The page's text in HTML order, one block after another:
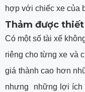
hợp với chiếc xe của
Thảm được
Có một số tài xế
riêng cho từng xe và
giá thành cao hơn
nhưng những lợi ích